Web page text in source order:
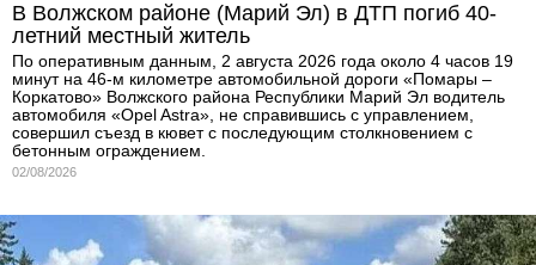
В Волжском районе (Марий Эл) в ДТП погиб 40-
летний местный житель
По оперативным данным, 2 августа 2026 года около 4 часов 19
минут на 46-м километре автомобильной дороги «Помары –
Коркатово» Волжского района Республики Марий Эл водитель
автомобиля «Opel Astra», не справившись с управлением,
совершил съезд в кювет с последующим столкновением с
бетонным ограждением.
02/08/2026